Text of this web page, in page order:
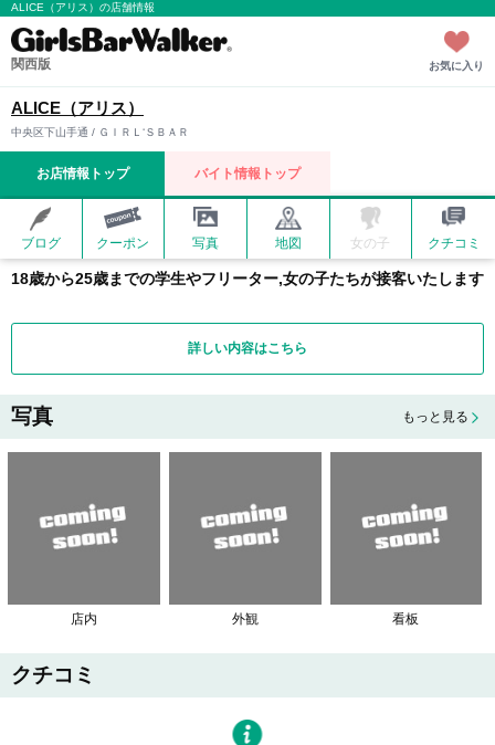
ALICE（アリス）の店舗情報
関西版 お気に入り
ALICE（アリス）
中央区下山手通 / ＧＩＲＬ‘ＳＢＡＲ
お店情報トップ バイト情報トップ
ブログ クーポン 写真 地図 女の子 クチコミ
18歳から25歳までの学生やフリーター,女の子たちが接客いたします
詳しい内容はこちら
写真 もっと見る
店内 外観 看板
クチコミ